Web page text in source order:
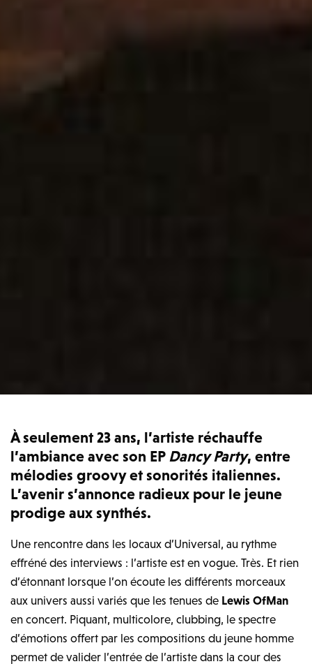
À seulement 23 ans, l’artiste réchauffe
l’ambiance avec son EP Dancy Party, entre
mélodies groovy et sonorités italiennes.
L’avenir s’annonce radieux pour le jeune
prodige aux synthés.
Une rencontre dans les locaux d’Universal, au rythme
effréné des interviews : l’artiste est en vogue. Très. Et rien
d’étonnant lorsque l’on écoute les différents morceaux
aux univers aussi variés que les tenues de Lewis OfMan
en concert. Piquant, multicolore, clubbing, le spectre
d’émotions offert par les compositions du jeune homme
permet de valider l’entrée de l’artiste dans la cour des